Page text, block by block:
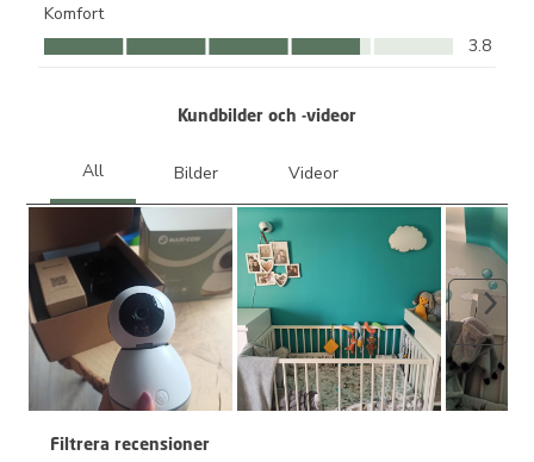
Komfort
Komfort, 3.8 av 5
3.8
Kundbilder och -videor
Nästa
Filtrera recensioner